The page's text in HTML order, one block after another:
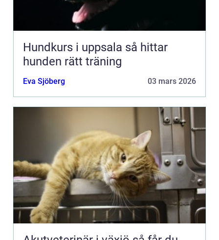
Hundkurs i uppsala så hittar
hunden rätt träning
Eva Sjöberg 03 mars 2026